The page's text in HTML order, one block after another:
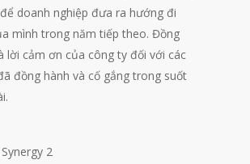
doanh nghiệp đưa ra hướng đi
mình trong năm tiếp theo. Đồng
lời cảm ơn của công ty đối với các
đồng hành và cố gắng trong suốt